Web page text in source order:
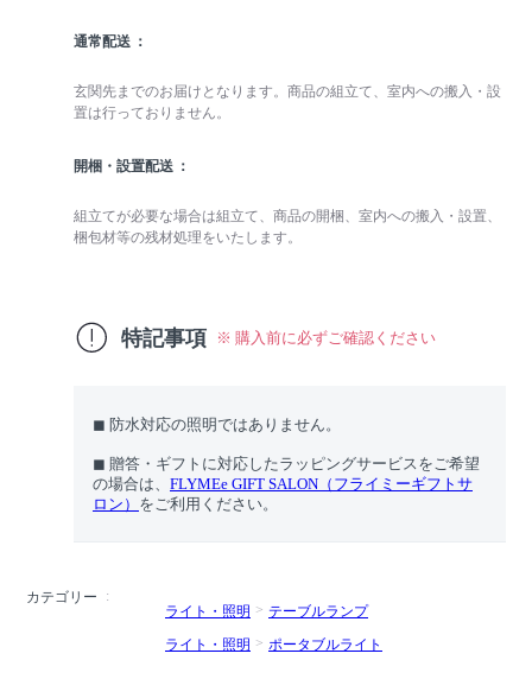
通常配送
玄関先までのお届けとなります。商品の組立て、室内への搬入・設
置は行っておりません。
開梱・設置配送
組立てが必要な場合は組立て、商品の開梱、室内への搬入・設置、
梱包材等の残材処理をいたします。
特記事項 ※ 購入前に必ずご確認ください
◼︎ 防水対応の照明ではありません。
◼︎ 贈答・ギフトに対応したラッピングサービスをご希望
の場合は、 FLYMEe GIFT SALON（フライミーギフトサ
ロン） をご利用ください。
カテゴリー
ライト・照明
テーブルランプ
ライト・照明
ポータブルライト